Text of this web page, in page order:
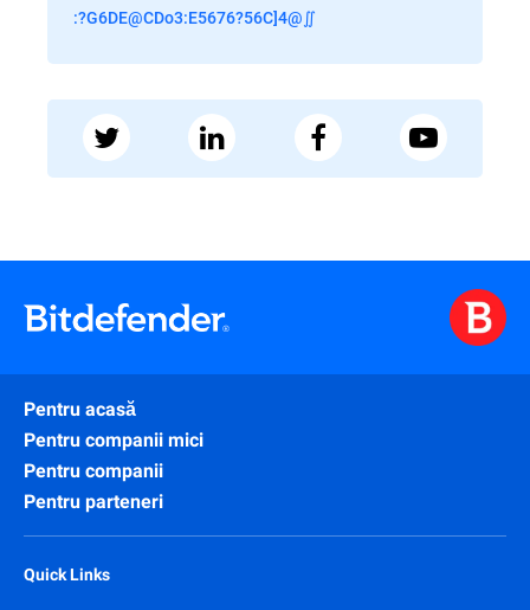
:?G6DE@CDo3:E5676?56C]4@∬
Pentru acasă
Pentru companii mici
Pentru companii
Pentru parteneri
Quick Links